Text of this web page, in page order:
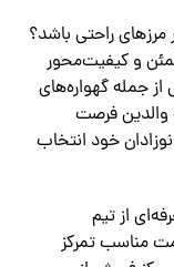
راحتی باشد؟
و کیفیت‌محور
از جمله گهواره‌های
والدین فرصت
خود انتخاب
از تیم
مناسب تمرکز